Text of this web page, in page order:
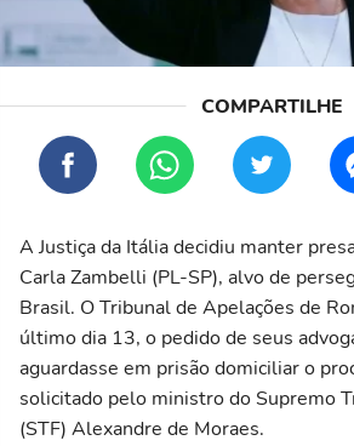
A Justiça da Itália decidiu manter
Carla Zambelli (PL-SP), alvo de
Brasil. O Tribunal de Apelações de
último dia 13, o pedido de seus
aguardasse em prisão domiciliar o
solicitado pelo ministro do Supremo
(STF) Alexandre de Moraes.